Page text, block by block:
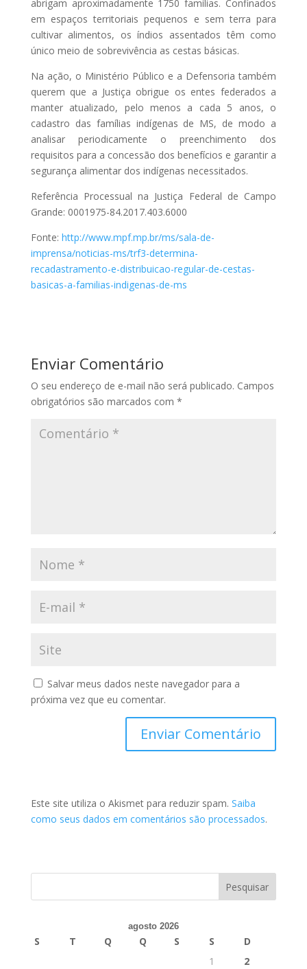
abrigam aproximadamente 1750 famílias. Confinados
em espaços territoriais pequenos e sem terra para
cultivar alimentos, os índios assentados têm como
único meio de sobrevivência as cestas básicas.
Na ação, o Ministério Público e a Defensoria também
querem que a Justiça obrigue os entes federados a
manter atualizado, pelo menos a cada 5 anos, o
cadastro das famílias indígenas de MS, de modo a
analisar periodicamente o preenchimento dos
requisitos para a concessão dos benefícios e garantir a
segurança alimentar dos indígenas necessitados.
Referência Processual na Justiça Federal de Campo
Grande: 0001975-84.2017.403.6000
Fonte: http://www.mpf.mp.br/ms/sala-de-
imprensa/noticias-ms/trf3-determina-
recadastramento-e-distribuicao-regular-de-cestas-
basicas-a-familias-indigenas-de-ms
Enviar Comentário
O seu endereço de e-mail não será publicado. Campos
obrigatórios são marcados com *
Salvar meus dados neste navegador para a
próxima vez que eu comentar.
Este site utiliza o Akismet para reduzir spam. Saiba
como seus dados em comentários são processados.
agosto 2026
S T Q Q S S
D
1
2